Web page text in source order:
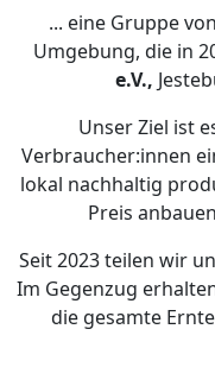
... eine Gruppe
Umgebung, die in
e.V.,
Unser Ziel ist
Verbraucher:innen
lokal nachhaltig
Preis
Seit 2023 teilen wir
Im Gegenzug
die gesamte